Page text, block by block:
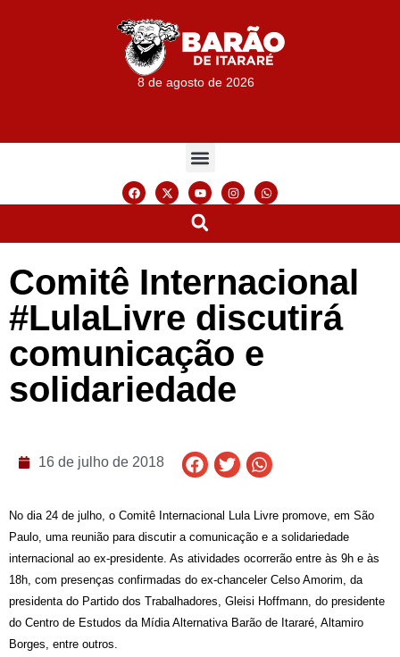
8 de agosto de 2026
Comitê Internacional
#LulaLivre discutirá
comunicação e
solidariedade
16 de julho de 2018
No dia 24 de julho, o Comitê Internacional Lula Livre promove, em São
Paulo, uma reunião para discutir a comunicação e a solidariedade
internacional ao ex-presidente. As atividades ocorrerão entre às 9h e às
18h, com presenças confirmadas do ex-chanceler Celso Amorim, da
presidenta do Partido dos Trabalhadores, Gleisi Hoffmann, do presidente
do Centro de Estudos da Mídia Alternativa Barão de Itararé, Altamiro
Borges, entre outros.